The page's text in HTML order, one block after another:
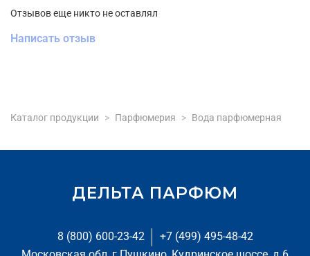
Отзывов еще никто не оставлял
Написать отзыв
Каталог продукции Парфюмерия Вода парфюмерная
8 (800) 600-23-42
+7 (499) 495-48-42
ДЕЛЬТА ПАРФЮМ